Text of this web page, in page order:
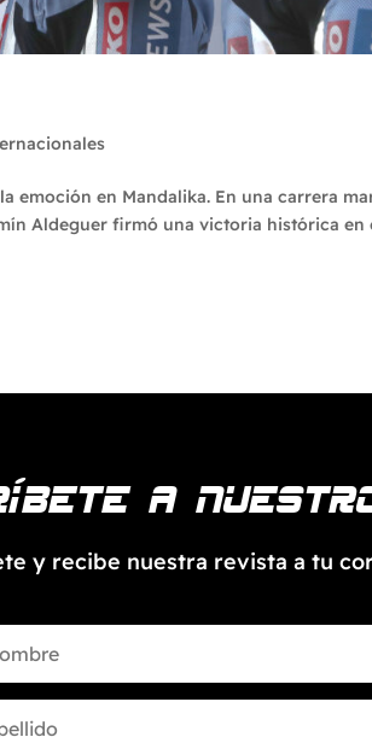
emoción en Mandalika. En una carrera
Aldeguer firmó una victoria histórica en
a
y recibe nuestra revista a tu